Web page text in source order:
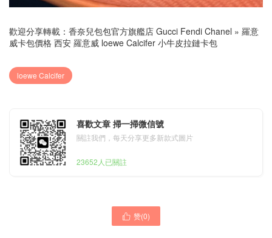
歡迎分享轉載： 香奈兒包包官方旗艦店 Gucci Fendi Chanel » 羅意
威卡包價格 西安 羅意威 loewe Calcifer 小牛皮拉鏈卡包
loewe Calcifer
喜歡文章 掃一掃微信號
關註我們，每天分享更多新款式圖片
23652人已關註
 赞(0)